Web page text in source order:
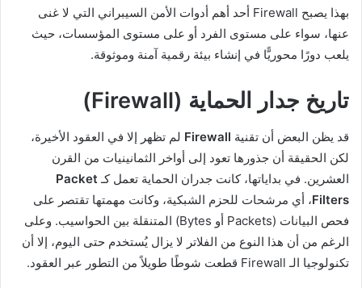
بهذا يصبح Firewall أحد أهم أدوات الأمن السيبراني التي لا غنى
عنها، سواء على مستوى الفرد أو على مستوى المؤسسات، حيث
يلعب دورًا محوريًّا في إنشاء بيئة رقمية آمنة وموثوقة.
تاريخ جدار الحماية (Firewall)
قد يظن البعض أن تقنية Firewall لم تظهر إلا في العقود الأخيرة،
لكن الحقيقة أن جذورها تعود إلى أواخر الثمانينيات من القرن
العشرين. في بداياتها، كانت جدران الحماية تعمل كـ Packet
Filters، أي مرشحات للحزم الشبكية، وكانت مهمتها تقتصر على
فحص البيانات (Packets أو Bytes) المتنقلة بين الحواسيب. وعلى
الرغم من أن هذا النوع من الفلاتر لا يزال يُستخدم حتى اليوم، إلا أن
تكنولوجيا الـ Firewall قطعت شوطًا طويلاً من التطور عبر العقود.